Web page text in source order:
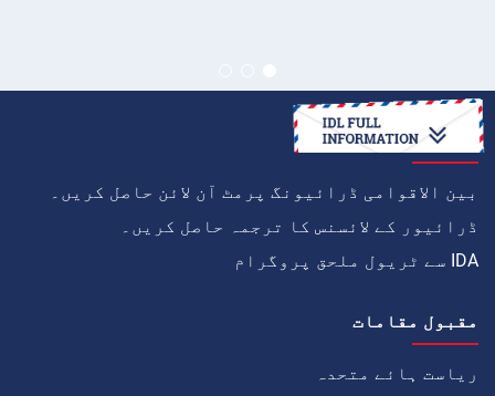
کیسے
بین الاقوامی ڈرائیونگ پرمٹ آن لائن حاصل کریں۔
ڈرائیور کے لائسنس کا ترجمہ حاصل کریں۔
IDA سے ٹریول ملحق پروگرام
مقبول مقامات
ریاست ہائے متحدہ